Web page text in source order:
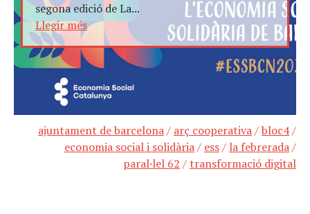
segona edició de La...
Llegir més
ajuntament de barcelona/ arç cooperativa/bloc4/
economia social i solidària/ ess/ la febrerada/
paral·lel 62 /transformació digital